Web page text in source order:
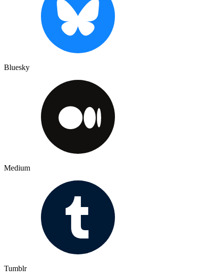
Bluesky
Medium
Tumblr